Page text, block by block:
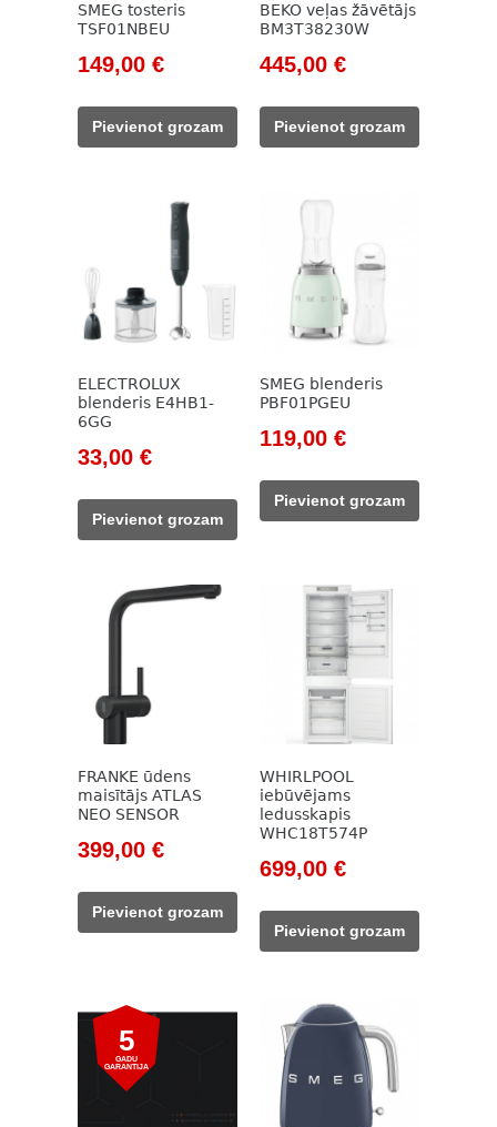
SMEG tosteris
TSF01NBEU
Original
was:
171,00 €.
149,00 €Current
149,00 €.
Pievienot grozam
BEKO veļas žāvētājs
BM3T38230W
Original
was:
785,00 €.
445,00 €Current
445,00 €.
Pievienot grozam
ELECTROLUX
blenderis E4HB1-
6GG
Original
was:
63,00 €.
33,00 €Current
Pievienot grozam
SMEG blenderis
PBF01PGEU
Original
was:
138,00 €.
119,00 €Current
119,00 €.
Pievienot grozam
FRANKE ūdens
maisītājs ATLAS
NEO SENSOR
Original
was:
558,00 €.
399,00 €Current
399,00 €.
Pievienot grozam
WHIRLPOOL
iebūvējams
ledusskapis
WHC18T574P
Original
was:
972,00 €.
699,00 €Current
699,00 €.
Pievienot grozam
5
GADU
GARANTIJA